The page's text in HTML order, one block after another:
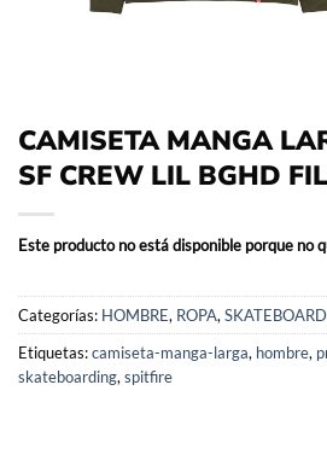
CAMISETA MANGA
SF CREW LIL BGHD
Este producto no está disponible porque no
Categorías: HOMBRE, ROPA,
Etiquetas:camiseta-manga-larga, hombre,
skateboarding, spitfire